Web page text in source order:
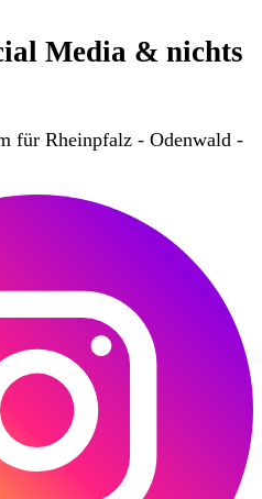
Media & nichts
für Rheinpfalz - Odenwald -